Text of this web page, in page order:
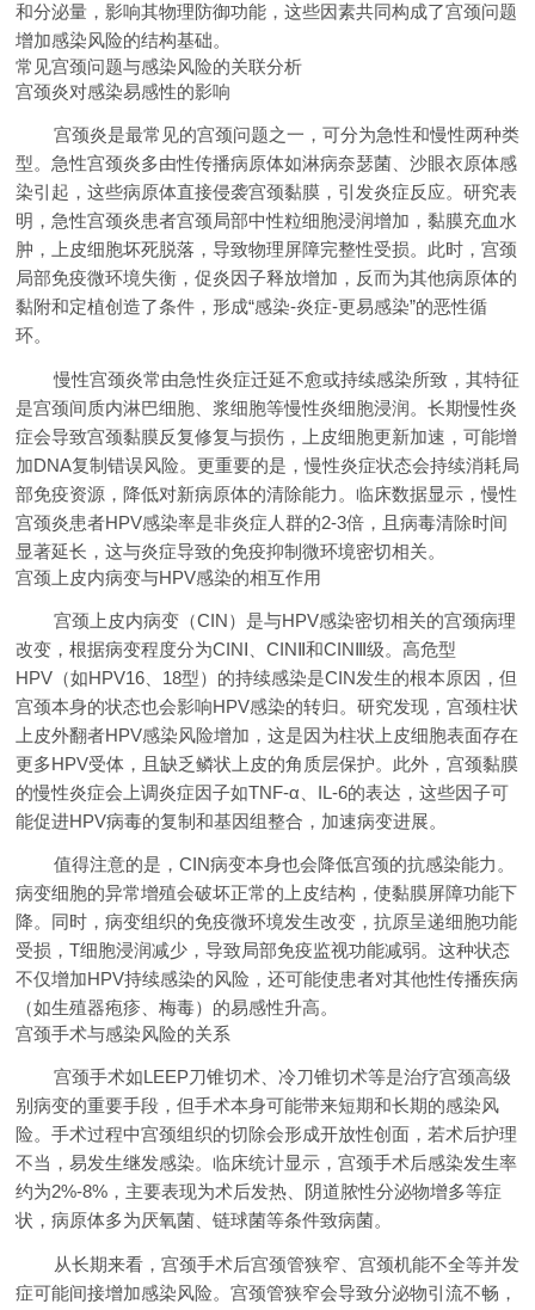
和分泌量，影响其物理防御功能，这些因素共同构成了宫颈问题
增加感染风险的结构基础。
常见宫颈问题与感染风险的关联分析
宫颈炎对感染易感性的影响
宫颈炎是最常见的宫颈问题之一，可分为急性和慢性两种类
型。急性宫颈炎多由性传播病原体如淋病奈瑟菌、沙眼衣原体感
染引起，这些病原体直接侵袭宫颈黏膜，引发炎症反应。研究表
明，急性宫颈炎患者宫颈局部中性粒细胞浸润增加，黏膜充血水
肿，上皮细胞坏死脱落，导致物理屏障完整性受损。此时，宫颈
局部免疫微环境失衡，促炎因子释放增加，反而为其他病原体的
黏附和定植创造了条件，形成“感染-炎症-更易感染”的恶性循
环。
慢性宫颈炎常由急性炎症迁延不愈或持续感染所致，其特征
是宫颈间质内淋巴细胞、浆细胞等慢性炎细胞浸润。长期慢性炎
症会导致宫颈黏膜反复修复与损伤，上皮细胞更新加速，可能增
加DNA复制错误风险。更重要的是，慢性炎症状态会持续消耗局
部免疫资源，降低对新病原体的清除能力。临床数据显示，慢性
宫颈炎患者HPV感染率是非炎症人群的2-3倍，且病毒清除时间
显著延长，这与炎症导致的免疫抑制微环境密切相关。
宫颈上皮内病变与HPV感染的相互作用
宫颈上皮内病变（CIN）是与HPV感染密切相关的宫颈病理
改变，根据病变程度分为CINⅠ、CINⅡ和CINⅢ级。高危型
HPV（如HPV16、18型）的持续感染是CIN发生的根本原因，但
宫颈本身的状态也会影响HPV感染的转归。研究发现，宫颈柱状
上皮外翻者HPV感染风险增加，这是因为柱状上皮细胞表面存在
更多HPV受体，且缺乏鳞状上皮的角质层保护。此外，宫颈黏膜
的慢性炎症会上调炎症因子如TNF-α、IL-6的表达，这些因子可
能促进HPV病毒的复制和基因组整合，加速病变进展。
值得注意的是，CIN病变本身也会降低宫颈的抗感染能力。
病变细胞的异常增殖会破坏正常的上皮结构，使黏膜屏障功能下
降。同时，病变组织的免疫微环境发生改变，抗原呈递细胞功能
受损，T细胞浸润减少，导致局部免疫监视功能减弱。这种状态
不仅增加HPV持续感染的风险，还可能使患者对其他性传播疾病
（如生殖器疱疹、梅毒）的易感性升高。
宫颈手术与感染风险的关系
宫颈手术如LEEP刀锥切术、冷刀锥切术等是治疗宫颈高级
别病变的重要手段，但手术本身可能带来短期和长期的感染风
险。手术过程中宫颈组织的切除会形成开放性创面，若术后护理
不当，易发生继发感染。临床统计显示，宫颈手术后感染发生率
约为2%-8%，主要表现为术后发热、阴道脓性分泌物增多等症
状，病原体多为厌氧菌、链球菌等条件致病菌。
从长期来看，宫颈手术后宫颈管狭窄、宫颈机能不全等并发
症可能间接增加感染风险。宫颈管狭窄会导致分泌物引流不畅，